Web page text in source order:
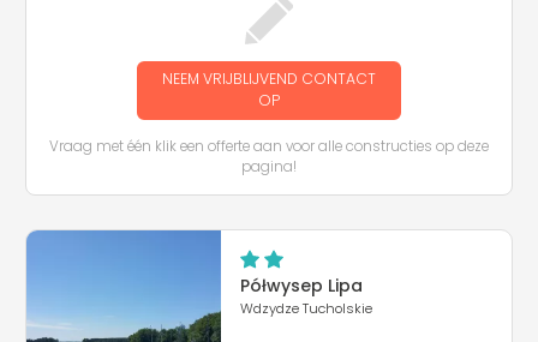
NEEM VRIJBLIJVEND CONTACT
OP
Vraag met één klik een offerte aan voor alle constructies op deze
pagina!
Półwysep Lipa
Wdzydze Tucholskie